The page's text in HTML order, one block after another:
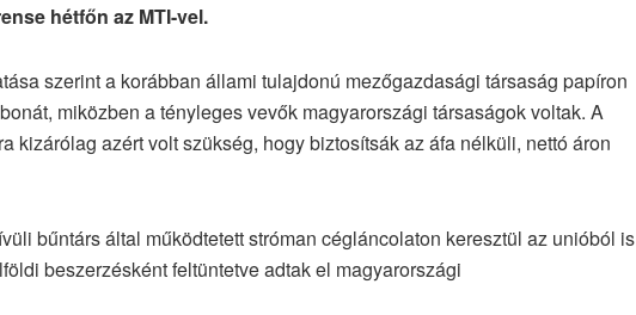
hétfőn az MTI-vel.
szerint a korábban állami tulajdonú mezőgazdasági társaság papíron
miközben a tényleges vevők magyarországi társaságok voltak. A
kizárólag azért volt szükség, hogy biztosítsák az áfa nélküli, nettó áron
bűntárs által működtetett stróman cégláncolaton keresztül az unióból is
beszerzésként feltüntetve adtak el magyarországi